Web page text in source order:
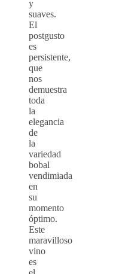
y
suaves.
El
postgusto
es
persistente,
que
nos
demuestra
toda
la
elegancia
de
la
variedad
bobal
vendimiada
en
su
momento
óptimo.
Este
maravilloso
vino
es